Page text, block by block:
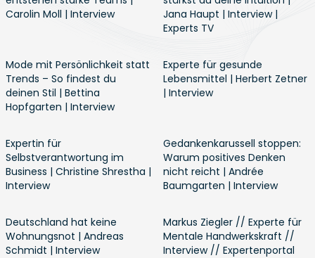
Carolin Moll | Interview
Jana Haupt | Interview |
Experts TV
Mode mit Persönlichkeit statt
Trends – So findest du
deinen Stil | Bettina
Hopfgarten | Interview
Experte für gesunde
Lebensmittel | Herbert Zetner
| Interview
Expertin für
Selbstverantwortung im
Business | Christine Shrestha |
Interview
Gedankenkarussell stoppen:
Warum positives Denken
nicht reicht | Andrée
Baumgarten | Interview
Deutschland hat keine
Wohnungsnot | Andreas
Schmidt | Interview
Markus Ziegler // Experte für
Mentale Handwerkskraft //
Interview // Expertenportal